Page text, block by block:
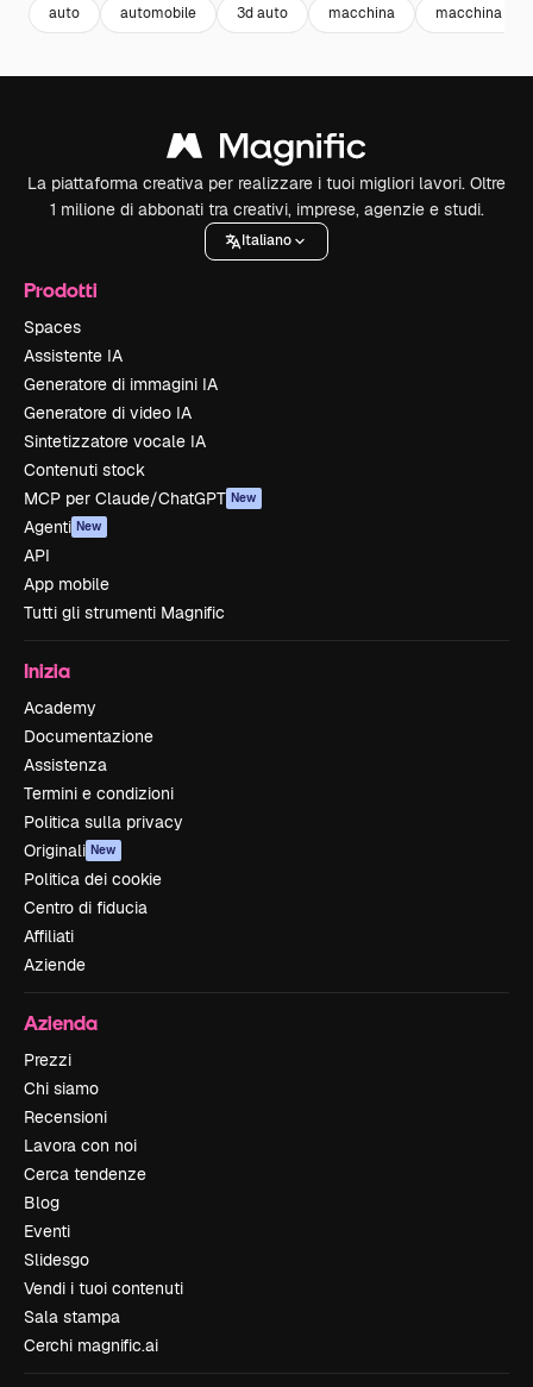
auto automobile 3d auto macchina macchina
La piattaforma creativa per realizzare i tuoi migliori lavori. Oltre
1 milione di abbonati tra creativi, imprese, agenzie e studi.
Italiano
Prodotti
Spaces
Assistente IA
Generatore di immagini IA
Generatore di video IA
Sintetizzatore vocale IA
Contenuti stock
MCP per Claude/ChatGPT New
Agenti New
API
App mobile
Tutti gli strumenti Magnific
Inizia
Academy
Documentazione
Assistenza
Termini e condizioni
Politica sulla privacy
Originali New
Politica dei cookie
Centro di fiducia
Affiliati
Aziende
Azienda
Prezzi
Chi siamo
Recensioni
Lavora con noi
Cerca tendenze
Blog
Eventi
Slidesgo
Vendi i tuoi contenuti
Sala stampa
Cerchi magnific.ai